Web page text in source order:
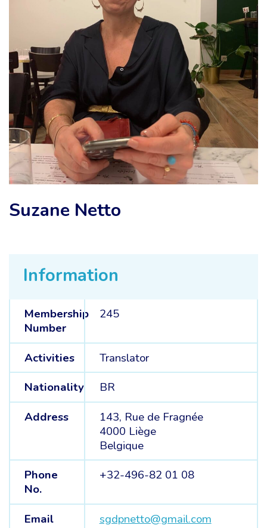
Information
Membership
Number
245
Activities
Translator
Nationality
BR
Address
143, Rue de Fragnée
4000 Liège
Belgique
Phone
No.
+32-496-82 01 08
Email sgdpnetto@gmail.com
Suzane Netto